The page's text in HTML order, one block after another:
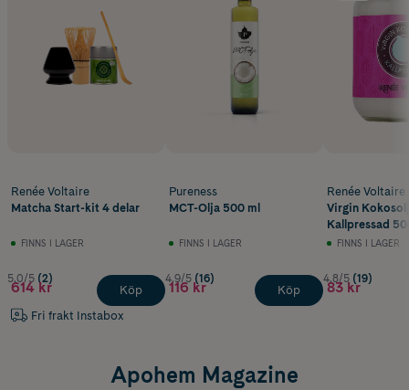
Renée Voltaire
Matcha Start-kit 4 delar
FINNS I LAGER
5.0/5 (2)
614 kr
Fri frakt Instabox
Köp
Pureness
MCT-Olja 500 ml
FINNS I LAGER
4.9/5 (16)
116 kr Köp
Renée Voltaire
Virgin
Kallpressad
FINNS I LAGER
4.8/5 (19)
83 kr
Apohem Magazine